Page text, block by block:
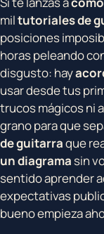
miltutoriales de
posiciones
horas peleando
disgusto: hay
usar desde tus
trucos mágicos ni
grano para que
de guitarraque
un diagrama sin
sentido aprender
expectativas
bueno empieza